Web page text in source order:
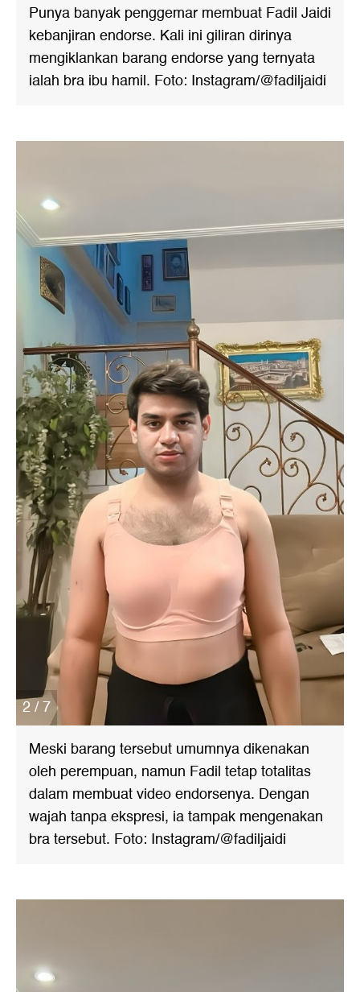
Punya banyak penggemar membuat Fadil Jaidi
kebanjiran endorse. Kali ini giliran dirinya
mengiklankan barang endorse yang ternyata
ialah bra ibu hamil. Foto: Instagram/@fadiljaidi
2 / 7
Meski barang tersebut umumnya dikenakan
oleh perempuan, namun Fadil tetap totalitas
dalam membuat video endorsenya. Dengan
wajah tanpa ekspresi, ia tampak mengenakan
bra tersebut. Foto: Instagram/@fadiljaidi